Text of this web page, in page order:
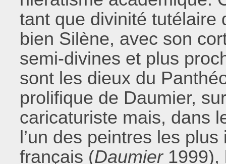
tant que divinité tutélaire
bien Silène, avec son
semi-divines et plus
sont les dieux du
prolifique de Daumier,
caricaturiste mais, dans
l’un des peintres les
français (Daumier1999),